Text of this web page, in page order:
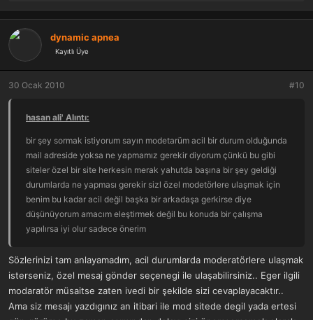
p
k
l
e
r
dynamic apnea
Kayıtlı Üye
30 Ocak 2010 #10
hasan ali' Alıntı:
bir şey sormak istiyorum sayın modetarüm acil bir durum olduğunda
mail adreside yoksa ne yapmamız gerekir diyorum çünkü bu gibi
siteler özel bir site herkesin merak yahutda başına bir şey geldiği
durumlarda ne yapması gerekir sizl özel modetörlere ulaşmak için
benim bu kadar acil değil başka bir arkadaşa gerkirse diye
düşünüyorum amacım eleştirmek değil bu konuda bir çalışma
yapılırsa iyi olur sadece önerim
Sözlerinizi tam anlayamadım, acil durumlarda moderatörlere ulaşmak
isterseniz, özel mesaj gönder seçenegi ile ulaşabilirsiniz.. Eger ilgili
modaratör müsaitse zaten ivedi bir şekilde sizi cevaplayacaktır..
Ama siz mesajı yazdıgınız an itibari ile mod sitede degil yada ertesi